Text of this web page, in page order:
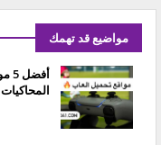
مواضيع قد تهمك
المحاكيات 2026